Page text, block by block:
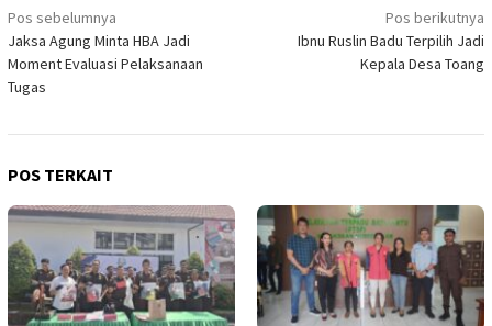
Navigasi
pos
Pos sebelumnya
Jaksa Agung Minta HBA Jadi
Moment Evaluasi Pelaksanaan
Tugas
Pos berikutnya
Ibnu Ruslin Badu Terpilih Jadi
Kepala Desa Toang
POS TERKAIT